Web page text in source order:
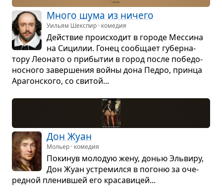
Много шума из ничего
Уильям Шекспир · комедия
Действие про­ис­хо­дит в городе Мес­сина
на Сици­лии. Гонец сооб­щает губер­на­
тору Лео­нато о при­бы­тии в город после побе­до­
нос­ного завер­ше­ния войны дона Педро, принца
Ара­гон­ского, со сви­той...
Дон Жуан
Мольер · комедия
Поки­нув моло­дую жену, донью Эль­виру,
Дон Жуан устре­мился в погоню за оче­
ред­ной пле­нив­шей его кра­са­ви­цей...